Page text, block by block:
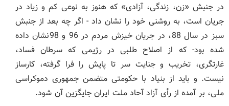
در جنبش «زن، زندگی، آزادی» که هنوز به نوعی کم و زیاد در
جریان است، به روشنی خود را نشان داد - اگر چه بعد از جنبش
سبز در سال 88، در جریان خیزش مردم در 96 و 98نشان داده
شده بود- که از اصلاح طلبی در رژیمی که سرطان فساد،
غارتگری، تخریب و جنایت سر تا پایش را فرا گرفته، کارساز
نیست. و باید از بنیاد با حکومتی متضمن جمهوری دموکراسی
ملی، بر آمده از رأی آزاد آحاد ملت ایران جایگزین آن شود.